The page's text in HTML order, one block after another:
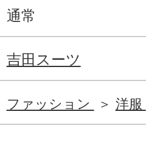
通常
吉田スーツ
ファッション 洋服